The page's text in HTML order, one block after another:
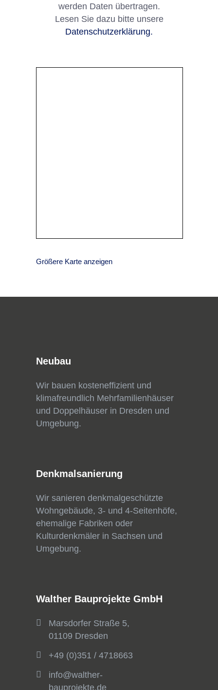
werden Daten übertragen.
Lesen Sie dazu bitte unsere
Datenschutzerklärung.
Größere Karte anzeigen
Neubau
Wir bauen kosteneffizient und
klimafreundlich Mehrfamilienhäuser
und Doppelhäuser in Dresden und
Umgebung.
Denkmalsanierung
Wir sanieren denkmalgeschützte
Wohngebäude, 3- und 4-Seitenhöfe,
ehemalige Fabriken oder
Kulturdenkmäler in Sachsen und
Umgebung.
Walther Bauprojekte GmbH
Marsdorfer Straße 5,
01109 Dresden
+49 (0)351 / 4718663
info@walther-
bauprojekte.de